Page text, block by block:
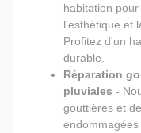
habitation
l'esthétique et
Profitez d'un
durable.
Réparation
pluviales -
gouttières et